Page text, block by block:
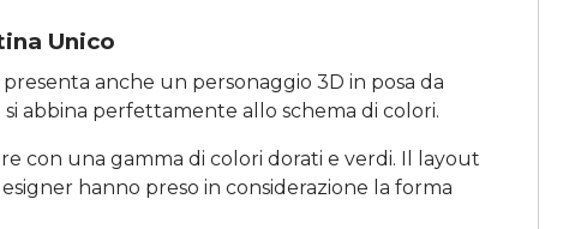
Unico
presenta anche un personaggio 3D in posa da
abbina perfettamente allo schema di colori.
con una gamma di colori dorati e verdi. Il layout
hanno preso in considerazione la forma